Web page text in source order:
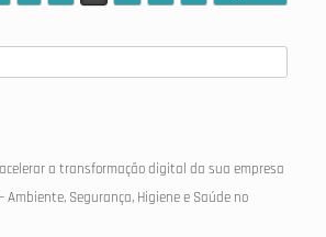
a transformação digital da sua empresa
Ambiente, Segurança, Higiene e Saúde no